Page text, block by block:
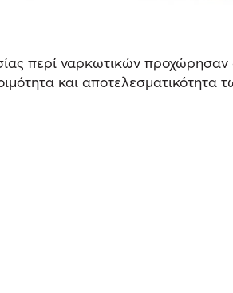
περί ναρκωτικών προχώρησαν
και αποτελεσματικότητα